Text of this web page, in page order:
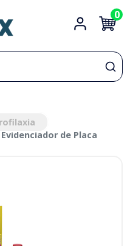
0
Evidenciador de Placa